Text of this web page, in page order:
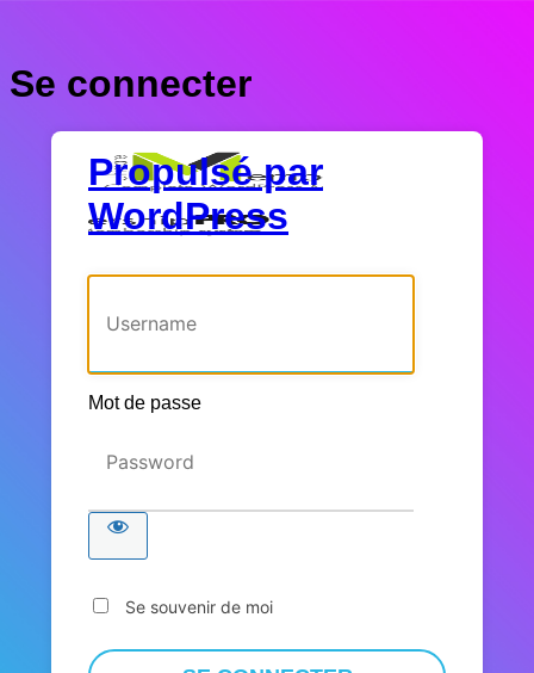
Se connecter
Propulsé par
WordPress
Mot de passe
Se souvenir de moi